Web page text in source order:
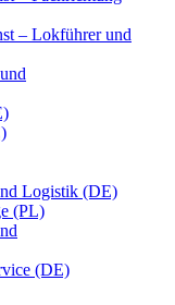
– Lokführer und
Logistik (DE)
(PL)
(DE)